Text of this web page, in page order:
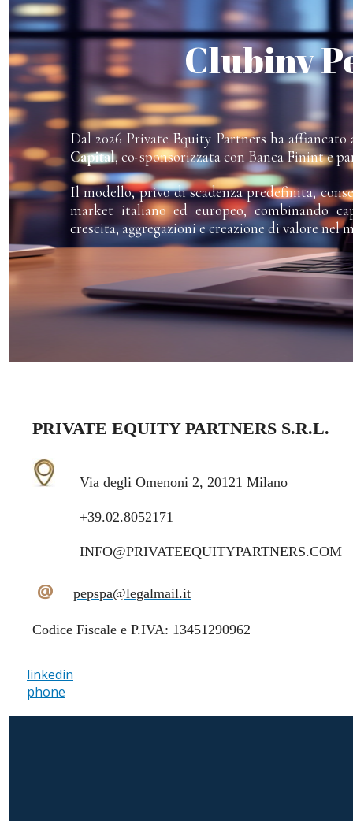
Clubinv
Dal 2026 Private Equity Partners ha
Capital, co-sponsorizzata con Banca Finint e
Il modello, privo di scadenza predefinita,
market italiano ed europeo, combinando
crescita, aggregazioni e creazione di valore nel
PRIVATE EQUITY PARTNERS S.R.L.
Via degli Omenoni 2, 20121 Milano
+39.02.8052171
INFO@PRIVATEEQUITYPARTNERS.COM
@ pepspa@legalmail.it
Codice Fiscale e P.IVA: 13451290962
linkedin
phone